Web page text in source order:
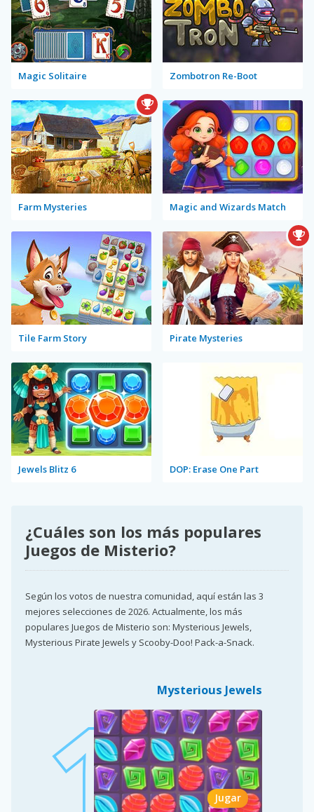
Magic Solitaire Zombotron Re-Boot
Farm Mysteries Magic and Wizards Match
Tile Farm Story Pirate Mysteries
Jewels Blitz 6 DOP: Erase One Part
¿Cuáles son los más populares
Juegos de Misterio?
Según los votos de nuestra comunidad, aquí están las 3
mejores selecciones de 2026. Actualmente, los más
populares Juegos de Misterio son: Mysterious Jewels,
Mysterious Pirate Jewels y Scooby-Doo! Pack-a-Snack.
Mysterious Jewels
Jugar